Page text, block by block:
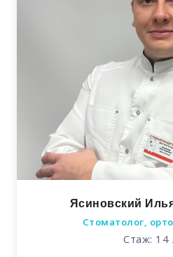
Ясиновский
Стоматолог,
Стаж: 14